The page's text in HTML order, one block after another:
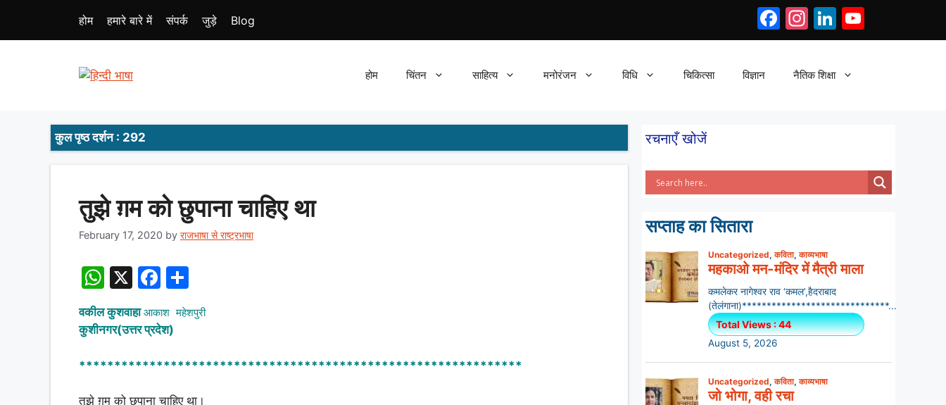
content
Facebook
Instagram
LinkedIn
होम हमारे बारे में संपर्क जुड़े Blog
होम चिंतन साहित्य मनोरंजन विधि चिकित्सा विज्ञान नैतिक शिक्षा
कुल पृष्ठ दर्शन : 292
तुझे ग़म को छुपाना चाहिए था
February 17, 2020 by राजभाषा से राष्ट्रभाषा
W
at
A
p
X
F
c
e
b
o
h
ar
वकील कुशवाहाआकाश महेशपुरी
कुशीनगर(उत्तर प्रदेश)
***************************************************************
तुझे ग़म को छुपाना चाहिए था।
रचनाएँ खोजें
सप्ताह का सितारा